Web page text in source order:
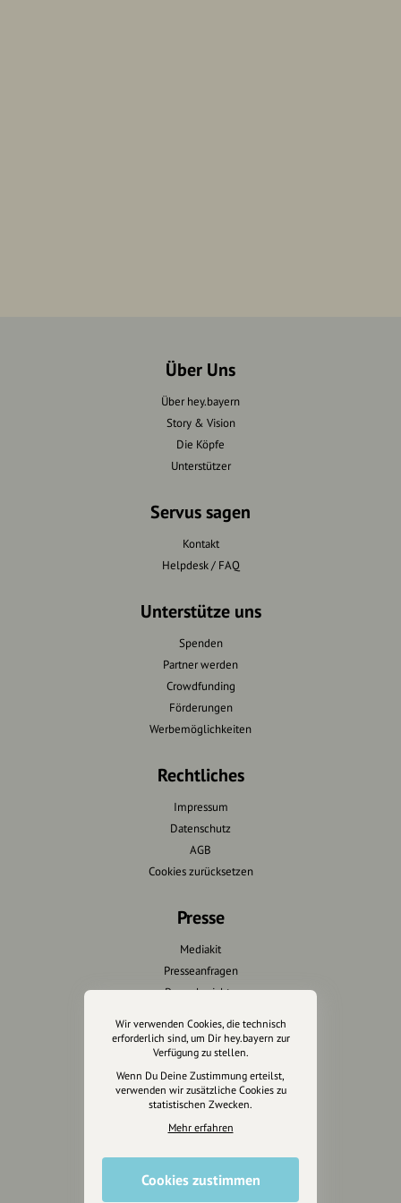
Über Uns
Über hey.bayern
Story & Vision
Die Köpfe
Unterstützer
Servus sagen
Kontakt
Helpdesk / FAQ
Unterstütze uns
Spenden
Partner werden
Crowdfunding
Förderungen
Werbemöglichkeiten
Rechtliches
Impressum
Datenschutz
AGB
Cookies zurücksetzen
Presse
Mediakit
Presseanfragen
Presseberichte
Wir unterstützen Euch
Fotografie & mehr
Marketing
Design & Branding
Anakin Design
Wir verwenden Cookies, die technisch
erforderlich sind, um Dir hey.bayern zur
Verfügung zu stellen.
Wenn Du Deine Zustimmung erteilst,
verwenden wir zusätzliche Cookies zu
statistischen Zwecken.
Mehr erfahren
Cookies zustimmen